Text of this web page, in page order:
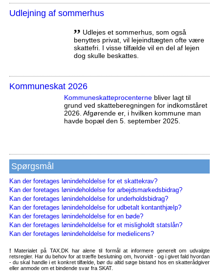
Udlejning af sommerhus
,, Udlejes et sommerhus, som også
benyttes privat, vil lejeindtægten ofte være
skattefri. I visse tilfælde vil en del af lejen
dog skulle beskattes.
Kommuneskat 2026
Kommuneskatte­procenternebliver lagt til
grund ved skatteberegningen for indkomståret
2026. Afgørende er, i hvilken kommune man
havde bopæl den 5. september 2025.
Spørgsmål
Kan der foretages lønindeholdelse for et skattekrav?
Kan der foretages lønindeholdelse for arbejdsmarkedsbidrag?
Kan der foretages lønindeholdelse for underholdsbidrag?
Kan der foretages lønindeholdelse for udbetalt kontanthjælp?
Kan der foretages lønindeholdelse for en bøde?
Kan der foretages lønindeholdelse for et misligholdt statslån?
Kan der foretages lønindeholdelse for medielicens?
! Materialet på TAX.DK har alene til formål at informere generelt om udvalgte
retsregler. Har du behov for at træffe beslutning om, hvorvidt - og i givet fald hvordan
- du skal handle i et konkret tilfælde, bør du altid søge bistand hos en skatterådgiver
eller anmode om et bindende svar fra SKAT.